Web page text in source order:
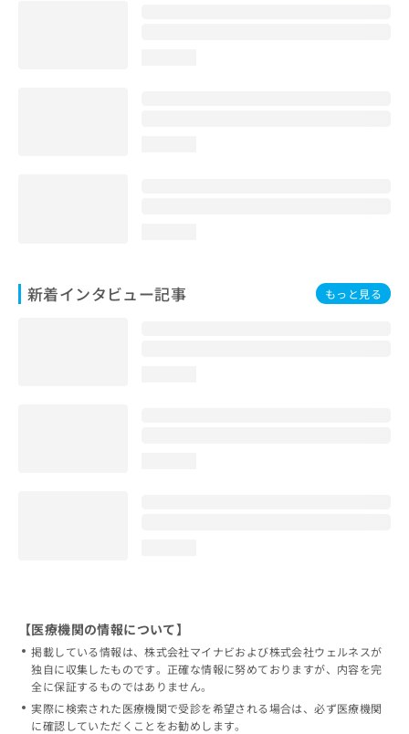
新着インタビュー記事 もっと見る
【医療機関の情報について】
掲載している情報は、株式会社マイナビおよび株式会社ウェルネスが
独自に収集したものです。正確な情報に努めておりますが、内容を完
全に保証するものではありません。
実際に検索された医療機関で受診を希望される場合は、必ず医療機関
に確認していただくことをお勧めします。